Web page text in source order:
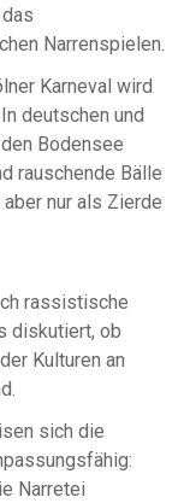
Narrenspielen.
Karneval wird
deutschen und
Bodensee
rauschende Bälle
nur als Zierde
rassistische
diskutiert, ob
Kulturen an
sich die
Narretei